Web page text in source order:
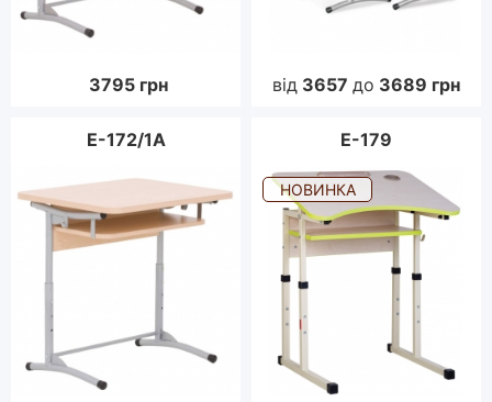
3795 грн від 3657 до 3689 грн
E-172/1A E-179
НОВИНКА